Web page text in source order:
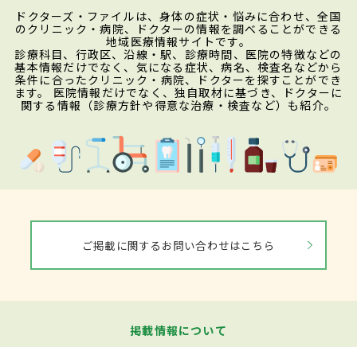
ドクターズ・ファイルは、身体の症状・悩みに合わせ、全国
のクリニック・病院、ドクターの情報を調べることができる
地域医療情報サイトです。
診療科目、行政区、沿線・駅、診療時間、医院の特徴などの
基本情報だけでなく、気になる症状、病名、検査名などから
条件に合ったクリニック・病院、ドクターを探すことができ
ます。 医院情報だけでなく、独自取材に基づき、ドクターに
関する情報（診療方針や得意な治療・検査など）も紹介。
ご掲載に関するお問い合わせはこちら
掲載情報について